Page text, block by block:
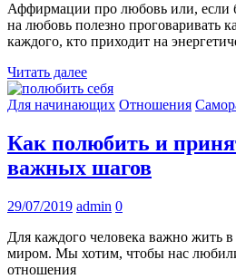
Аффирмации про любовь или, если
на любовь полезно проговаривать
каждого, кто приходит на
Читать далее
Для начинающих Отношения
Как полюбить и
важных шагов
29/07/2019 admin 0
Для каждого человека важно жить
миром. Мы хотим, чтобы нас
отношения